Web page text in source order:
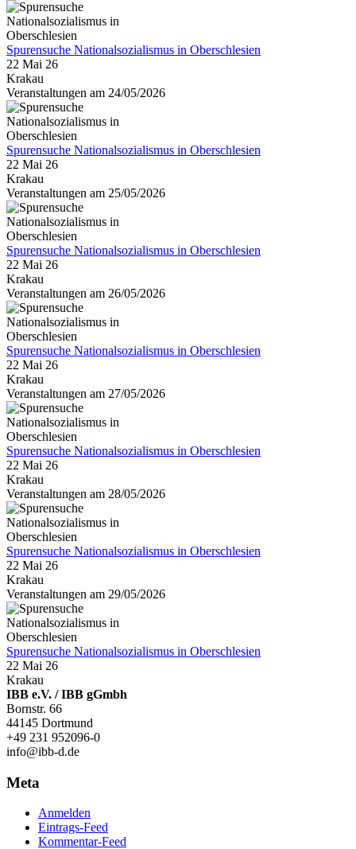
Spurensuche Nationalsozialismus in Oberschlesien
22 Mai 26
Krakau
Veranstaltungen am 24/05/2026
Spurensuche Nationalsozialismus in Oberschlesien
22 Mai 26
Krakau
Veranstaltungen am 25/05/2026
Spurensuche Nationalsozialismus in Oberschlesien
22 Mai 26
Krakau
Veranstaltungen am 26/05/2026
Spurensuche Nationalsozialismus in Oberschlesien
22 Mai 26
Krakau
Veranstaltungen am 27/05/2026
Spurensuche Nationalsozialismus in Oberschlesien
22 Mai 26
Krakau
Veranstaltungen am 28/05/2026
Spurensuche Nationalsozialismus in Oberschlesien
22 Mai 26
Krakau
Veranstaltungen am 29/05/2026
Spurensuche Nationalsozialismus in Oberschlesien
22 Mai 26
Krakau
IBB e.V. / IBB gGmbh
Bornstr. 66
44145 Dortmund
+49 231 952096-0
info@ibb-d.de
Meta
Anmelden
Eintrags-Feed
Kommentar-Feed